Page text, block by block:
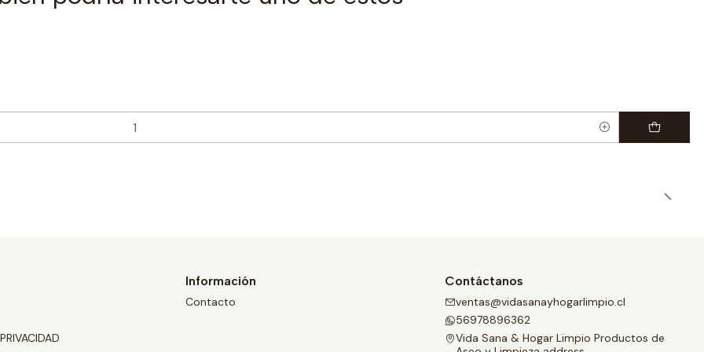
Información
Contacto
Contáctanos
ventas@vidasanayhogarlimpio.cl
56978896362
Vida Sana & Hogar Limpio Productos de